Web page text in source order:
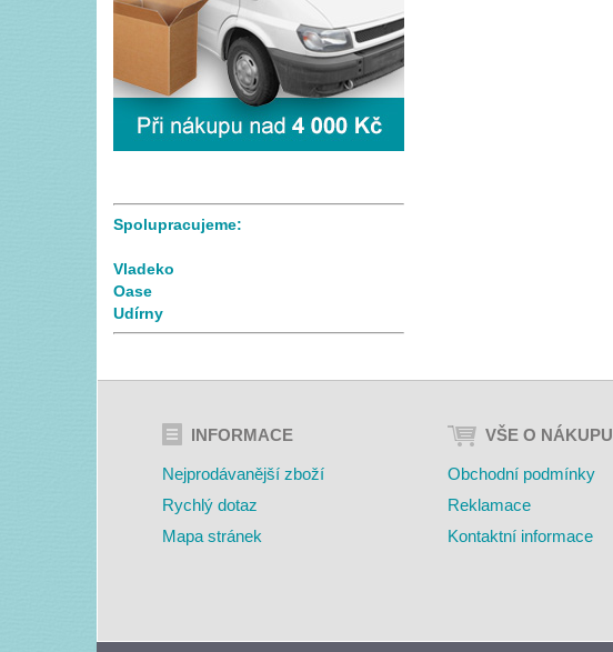
Spolupracujeme:
Vladeko
Oase
Udírny
INFORMACE
Nejprodávanější zboží
Rychlý dotaz
Mapa stránek
VŠE O NÁKUPU
Obchodní podmínky
Reklamace
Kontaktní informace